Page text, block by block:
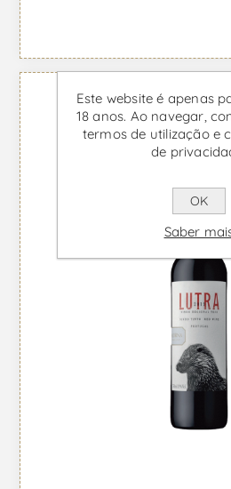
Este website é apenas
18 anos. Ao navegar,
termos de utilização e
de
OK
Saber